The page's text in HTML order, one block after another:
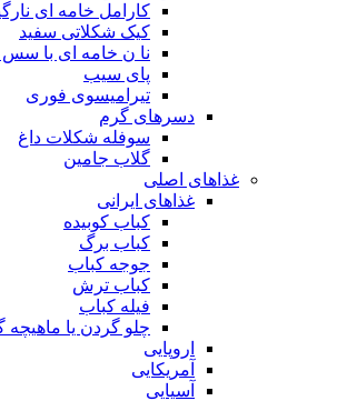
کارامل خامه ای
کیک شکلاتی سفید
نا ن خامه ای با
پای سیب
تیرامیسوی فوری
دسرهای گرم
سوفله شکلات داغ
گلاب جامین
غذاهای اصلی
غذاهای ایرانی
کباب کوبیده
کباب برگ
جوجه کباب
کباب ترش
فیله کباب
چلو گردن یا
اروپایی
آمریکایی
آسیایی